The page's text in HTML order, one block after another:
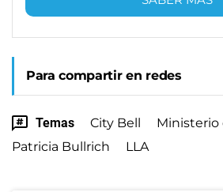
Para compartir en redes
Temas City Bell
Ministerio
Patricia Bullrich
LLA